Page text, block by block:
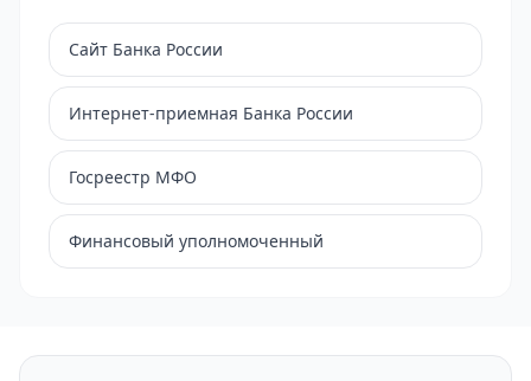
Сайт Банка России
Интернет-приемная Банка России
Госреестр МФО
Финансовый уполномоченный